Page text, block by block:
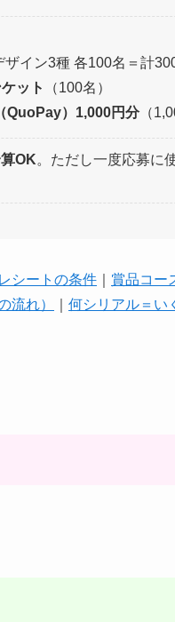
ザイン3種 各100名＝計
ット
（100名）
QuoPay）1,000円分（
OK。ただし一度応募に
シートの条件
賞品コー
流れ） 何シリアル＝い